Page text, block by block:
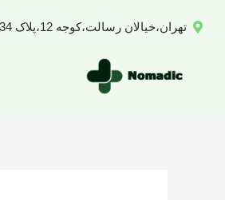
تهران،خیالان رسالت،کوجه 12،پلاک 234